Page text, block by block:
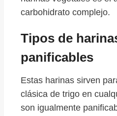
carbohidrato complejo.
Tipos de
panificables
Estas harinas sirven
clásica de trigo en
son igualmente